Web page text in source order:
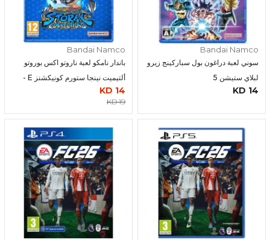
سوني لعبة دراغون بول سباركينج زيرو
لبلاي ستيشن 5
Bandai Namco
14 KD
باندار نامكو لعبة ناروتو اكس بوروتو
ألتيميت نينجا ستورم كونيكشنز E -
عربي - R2 للبلاي ستيشن 5
Bandai Namco
14 KD
19 KD